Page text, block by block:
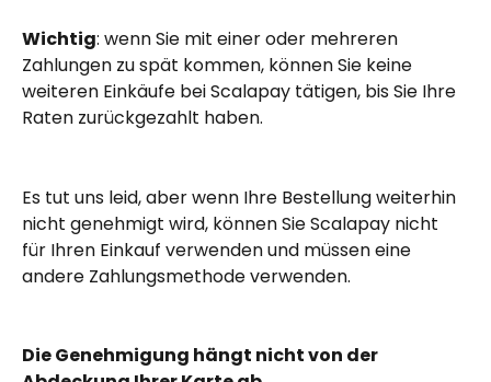
Wichtig: wenn Sie mit einer oder mehreren
Zahlungen zu spät kommen, können Sie keine
weiteren Einkäufe bei Scalapay tätigen, bis Sie Ihre
Raten zurückgezahlt haben.
Es tut uns leid, aber wenn Ihre Bestellung weiterhin
nicht genehmigt wird, können Sie Scalapay nicht
für Ihren Einkauf verwenden und müssen eine
andere Zahlungsmethode verwenden.
Die Genehmigung hängt nicht von der